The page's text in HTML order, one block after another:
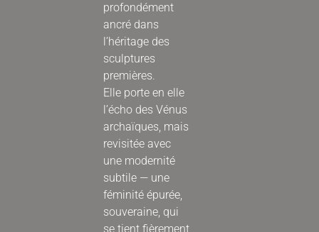
profondément
ancré dans
l’héritage des
sculptures
premières.
Elle porte en elle
l’écho des Vénus
archaïques, mais
revisitée avec
une modernité
subtile — une
féminité épurée,
souveraine, qui
se tient fièrement